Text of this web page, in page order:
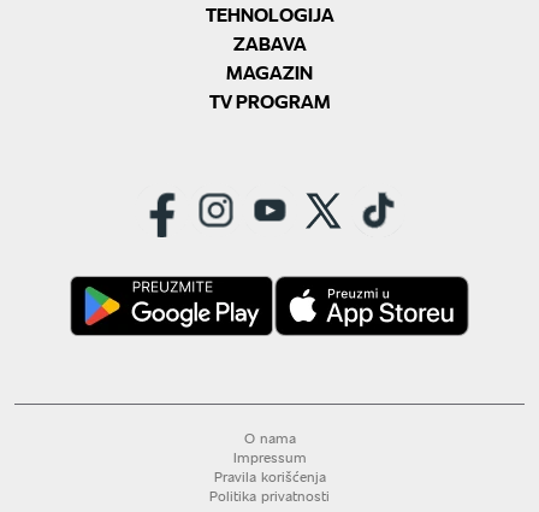
TEHNOLOGIJA
ZABAVA
MAGAZIN
TV PROGRAM
O nama
Impressum
Pravila korišćenja
Politika privatnosti